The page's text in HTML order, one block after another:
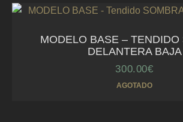
MODELO BASE – TENDIDO
DELANTERA BAJA
300.00€
AGOTADO